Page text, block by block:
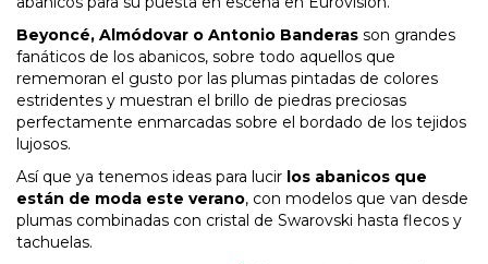
Beyoncé, Almódovar o Antonio Banderas son grandes
fanáticos de los abanicos, sobre todo aquellos que
rememoran el gusto por las plumas pintadas de colores
estridentes y muestran el brillo de piedras preciosas
perfectamente enmarcadas sobre el bordado de los tejidos
lujosos.
Así que ya tenemos ideas para lucir los abanicos que
están de moda este verano, con modelos que van desde
plumas combinadas con cristal de Swarovski hasta flecos y
tachuelas.